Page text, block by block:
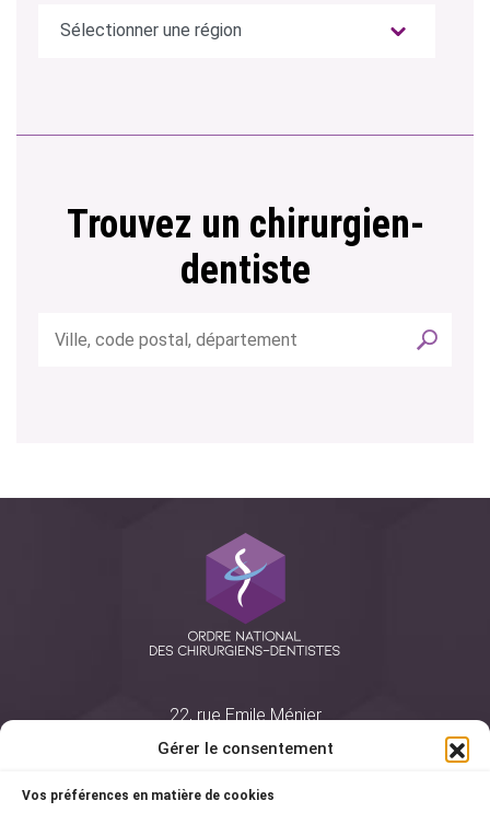
Gérer le consentement
Vos préférences en matière de cookies
Trouvez un chirurgien-
dentiste
22, rue Emile Ménier
75761 Paris Cedex 16
01 44 34 78 80